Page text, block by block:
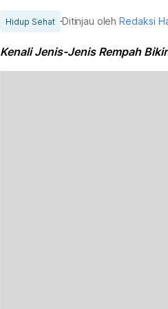
Hidup Sehat Ditinjau olehRedaksi
Kenali Jenis-Jenis Rempah